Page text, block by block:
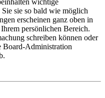
sie so bald wie möglich
erscheinen ganz oben in
persönlichen Bereich.
schreiben können oder
Board-Administration